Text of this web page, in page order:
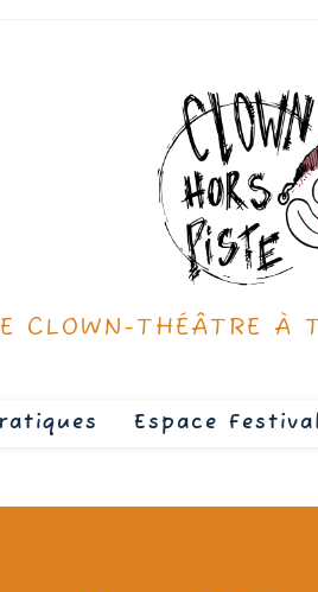
CLOWN-THÉÂTRE À
Espace